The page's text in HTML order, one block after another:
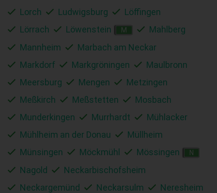
Lorch
Ludwigsburg
Löffingen
Lörrach
Löwenstein M
Mahlberg
Mannheim
Marbach am Neckar
Markdorf
Markgröningen
Maulbronn
Meersburg
Mengen
Metzingen
Meßkirch
Meßstetten
Mosbach
Munderkingen
Murrhardt
Mühlacker
Mühlheim an der Donau
Müllheim
Münsingen
Möckmühl Mössingen N
Nagold
Neckarbischofsheim
Neckargemünd
Neckarsulm
Neresheim